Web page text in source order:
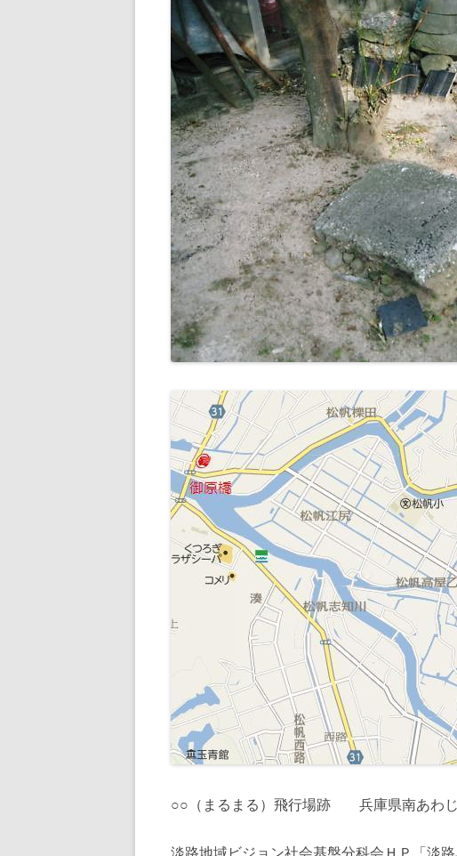
○○（まるまる）飛行場跡 兵庫県南あわじ